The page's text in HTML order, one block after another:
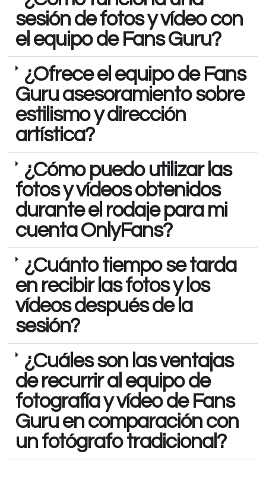
sesión de fotos y vídeo con
el equipo de Fans Guru?
¿Ofrece el equipo de Fans
Guru asesoramiento sobre
estilismo y dirección
artística?
¿Cómo puedo utilizar las
fotos y vídeos obtenidos
durante el rodaje para mi
cuenta OnlyFans?
¿Cuánto tiempo se tarda
en recibir las fotos y los
vídeos después de la
sesión?
¿Cuáles son las ventajas
de recurrir al equipo de
fotografía y vídeo de Fans
Guru en comparación con
un fotógrafo tradicional?